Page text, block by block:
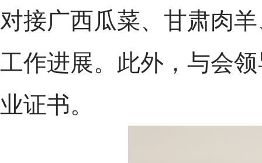
对接广西瓜菜、甘肃肉
工作进展。此外，与会
业证书。